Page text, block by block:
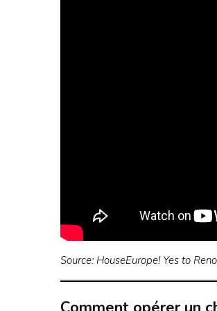
Source: HouseEurope! Yes to